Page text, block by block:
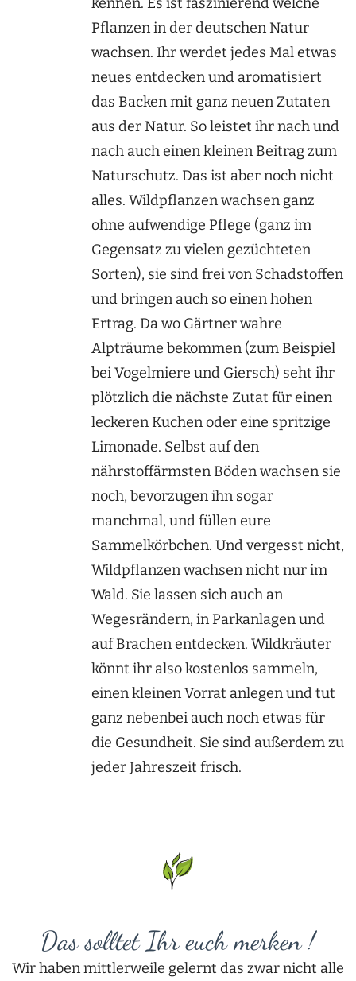
Pflanzen in der deutschen Natur
wachsen. Ihr werdet jedes Mal etwas
neues entdecken und aromatisiert
das Backen mit ganz neuen Zutaten
aus der Natur. So leistet ihr nach und
nach auch einen kleinen Beitrag zum
Naturschutz. Das ist aber noch nicht
alles. Wildpflanzen wachsen ganz
ohne aufwendige Pflege (ganz im
Gegensatz zu vielen gezüchteten
Sorten), sie sind frei von Schadstoffen
und bringen auch so einen hohen
Ertrag. Da wo Gärtner wahre
Alpträume bekommen (zum Beispiel
bei Vogelmiere und Giersch) seht ihr
plötzlich die nächste Zutat für einen
leckeren Kuchen oder eine spritzige
Limonade. Selbst auf den
nährstoffärmsten Böden wachsen sie
noch, bevorzugen ihn sogar
manchmal, und füllen eure
Sammelkörbchen. Und vergesst nicht,
Wildpflanzen wachsen nicht nur im
Wald. Sie lassen sich auch an
Wegesrändern, in Parkanlagen und
auf Brachen entdecken. Wildkräuter
könnt ihr also kostenlos sammeln,
einen kleinen Vorrat anlegen und tut
ganz nebenbei auch noch etwas für
die Gesundheit. Sie sind außerdem zu
jeder Jahreszeit frisch.
Das solltet Ihr euch merken !
Wir haben mittlerweile gelernt das zwar nicht alle